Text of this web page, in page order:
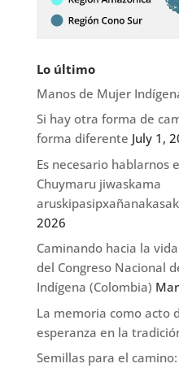
Lo último
Manos de Mujer
Si hay otra forma de
forma diferente July 1,
Es necesario hablarnos
Chuymaru jiwaskama
2026
Caminando hacia la
del Congreso Nacional
Indígena (Colombia)
La memoria como acto
esperanza en la
Semillas para el